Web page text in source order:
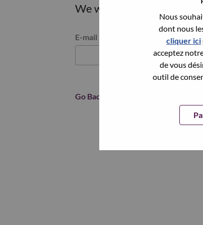
Nous
dont nous
cliquer ici
acceptez
de vous
outil de
We will email you a link to
Reset password with your e-mail
E-mail
Go Back